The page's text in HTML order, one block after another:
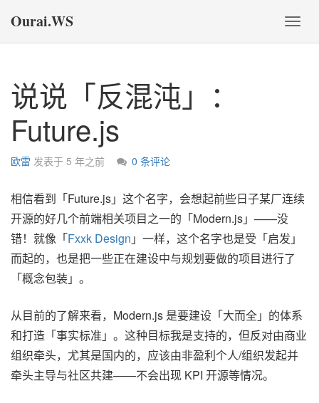
切
换
Ourai.WS
说说「反混沌」：
Future.js
欧雷 发表于 5 年之前 0 条评论
相信看到「Future.js」这个名字，会想起前些日子某厂连续
开源的好几个前端相关项目之一的「Modern.js」——没
错！就像「Fxxk Design 」一样，这个名字也是受「启发」
而起的，也是把一些正在建设中与规划要做的项目进行了
「概念包装」。
从目前的了解来看，Modern.js 是要建设「大而全」的体系
和打造「事实标准」。这种目标我是支持的，但反对由商业
组织牵头，尤其是国内的，应该由非盈利个人/组织发起并
牵头主导与社区共建——不会出现 KPI 开源等情况。